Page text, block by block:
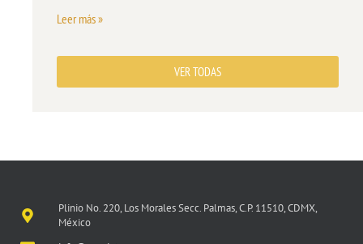
Leer más »
VER TODAS
Plinio No. 220, Los Morales Secc. Palmas, C.P. 11510, CDMX,
México